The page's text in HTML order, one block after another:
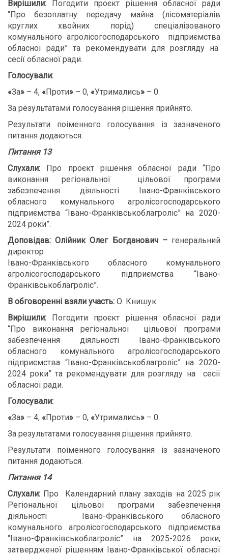
Вирішили:
Погодити проєкт рішення обласної ради
“Про безоплатну передачу майна (лісоматеріалів
круглих хвойних порід) спеціалізованого
комунального агролісогосподарського підприємства
обласної ради” та рекомендувати для розгляду на
сесії обласної ради.
Голосували:
«За» – 4, «Проти» – 0, «Утримались» – 0.
За результатами голосування рішення прийнято.
Результати поіменного голосування із зазначеного
питання додаються.
Питання 13
Слухали: Про проєкт рішення обласної ради “Про
виконання регіональної цільової програми
забезпечення діяльності Івано-Франківського
обласного комунального агролісогосподарського
підприємства “Івано-Франківськоблагроліс” на 2020-
2024 роки”.
Доповідав: Олійник Олег Богданович – генеральний
директор
Івано-Франківського обласного комунального
агролісогосподарського підприємства “Івано-
Франківськоблагроліс”.
В обговоренні взяли участь: О. Книшук.
Вирішили: Погодити проєкт рішення обласної ради
“Про виконання регіональної цільової програми
забезпечення діяльності Івано-Франківського
обласного комунального агролісогосподарського
підприємства “Івано-Франківськоблагроліс” на 2020-
2024 роки” та рекомендувати для розгляду на сесії
обласної ради.
Голосували:
«За» – 4, «Проти» – 0, «Утримались» – 0.
За результатами голосування рішення прийнято.
Результати поіменного голосування із зазначеного
питання додаються.
Питання 14
Слухали: Про Календарний плану заходів на 2025 рік
Регіональної цільової програми забезпечення
діяльності Івано-Франківського обласного
комунального агролісогосподарського підприємства
“Івано-Франківськоблагроліс” на 2025-2026 роки,
затвердженої рішенням Івано-Франківської обласної